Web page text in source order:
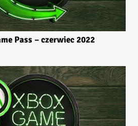
Pass – czerwiec 2022